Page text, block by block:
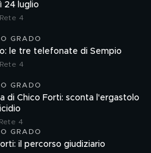
24 luglio
4
GRADO
le tre telefonate di Sempio
4
GRADO
di Chico Forti: sconta l'ergastolo
4
GRADO
il percorso giudiziario